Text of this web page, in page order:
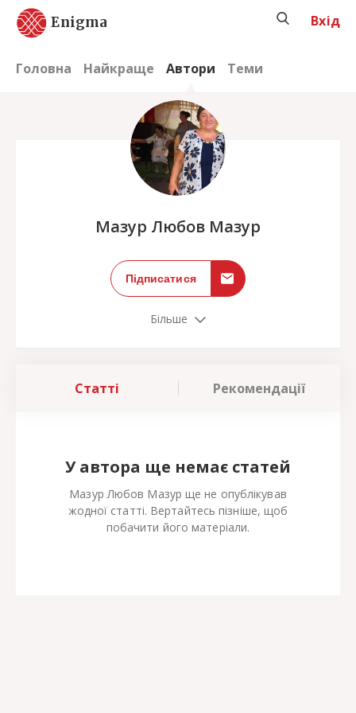
Enigma
Головна Найкраще Автори Теми
Вхід
Мазур Любов Мазур
Підписатися
Більше
Статті Рекомендації
У автора ще немає статей
Мазур Любов Мазур ще не опублікував
жодної статті. Вертайтесь пізніше, щоб
побачити його матеріали.